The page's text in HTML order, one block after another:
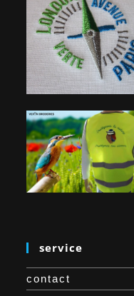
service
contact